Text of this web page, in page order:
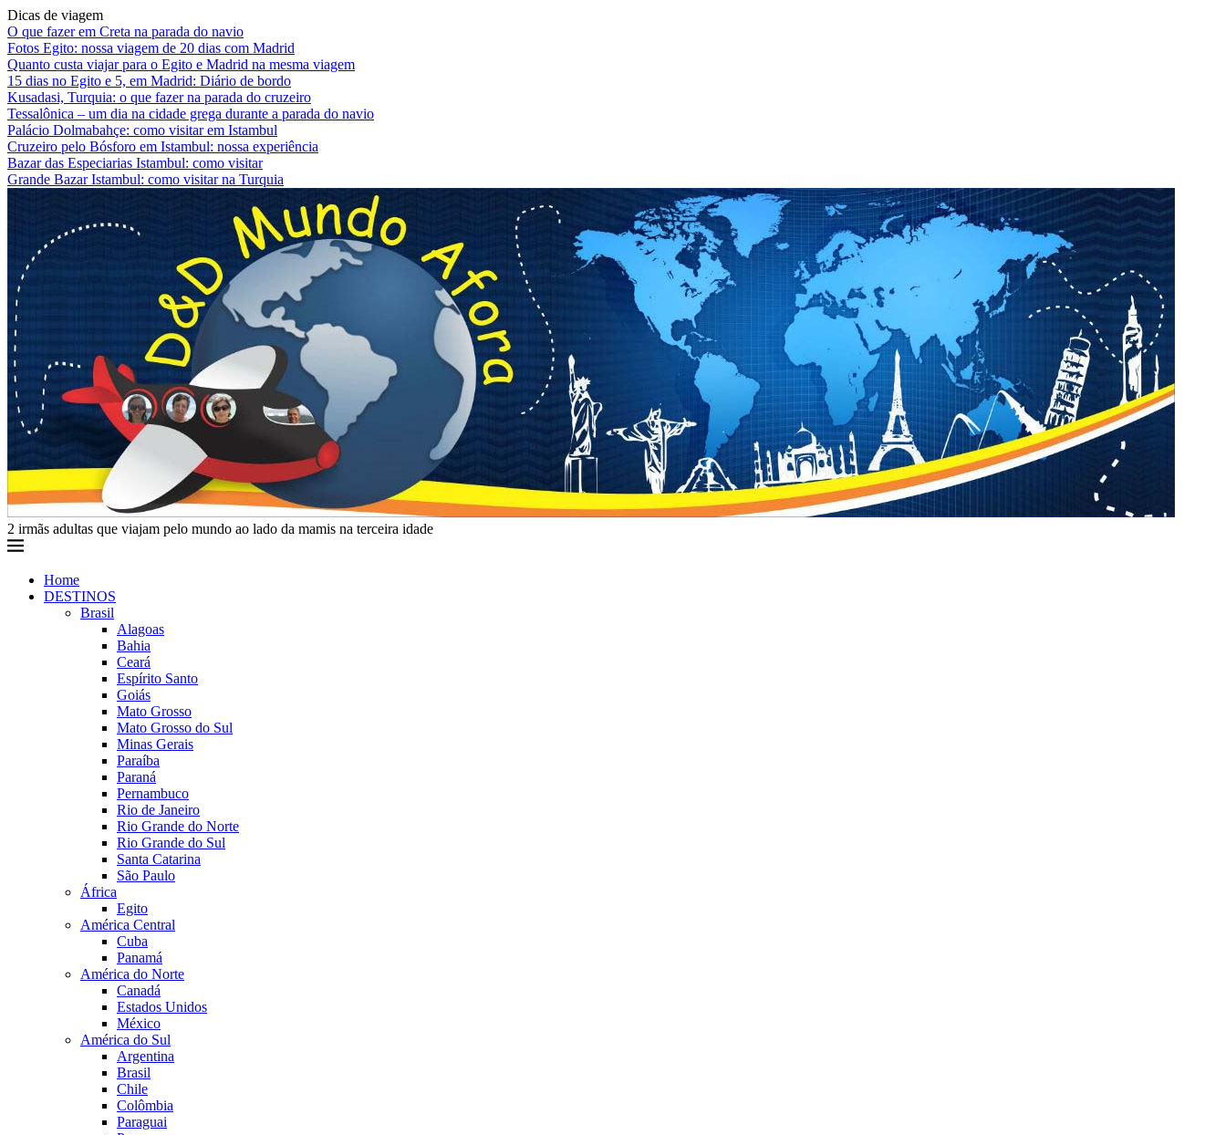
Dicas de viagem
O que fazer em Creta na parada do navio
Fotos Egito: nossa viagem de 20 dias com Madrid
Quanto custa viajar para o Egito e Madrid na mesma viagem
15 dias no Egito e 5, em Madrid: Diário de bordo
Kusadasi, Turquia: o que fazer na parada do cruzeiro
Tessalônica – um dia na cidade grega durante a parada do navio
Palácio Dolmabahçe: como visitar em Istambul
Cruzeiro pelo Bósforo em Istambul: nossa experiência
Bazar das Especiarias Istambul: como visitar
Grande Bazar Istambul: como visitar na Turquia
2 irmãs adultas que viajam pelo mundo ao lado da mamis na terceira idade
Home
DESTINOS
Brasil
Alagoas
Bahia
Ceará
Espírito Santo
Goiás
Mato Grosso
Mato Grosso do Sul
Minas Gerais
Paraíba
Paraná
Pernambuco
Rio de Janeiro
Rio Grande do Norte
Rio Grande do Sul
Santa Catarina
São Paulo
África
Egito
América Central
Cuba
Panamá
América do Norte
Canadá
Estados Unidos
México
América do Sul
Argentina
Brasil
Chile
Colômbia
Paraguai